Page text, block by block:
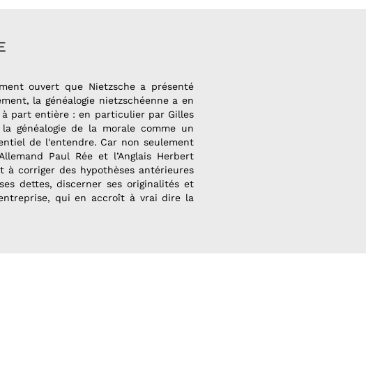
ouvert que Nietzsche a présenté
la généalogie nietzschéenne a en
part entière : en particulier par Gilles
généalogie de la morale comme un
de l'entendre. Car non seulement
Paul Rée et l’Anglais Herbert
à corriger des hypothèses antérieures
dettes, discerner ses originalités et
qui en accroît à vrai dire la